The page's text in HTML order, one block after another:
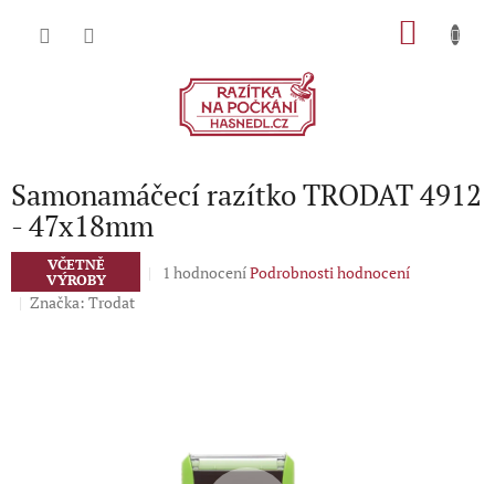
Samonamáčecí razítko TRODAT 4912
- 47x18mm
VČETNĚ
VÝROBY
Průměrné
1 hodnoceníPodrobnosti hodnocení
Značka: Trodat